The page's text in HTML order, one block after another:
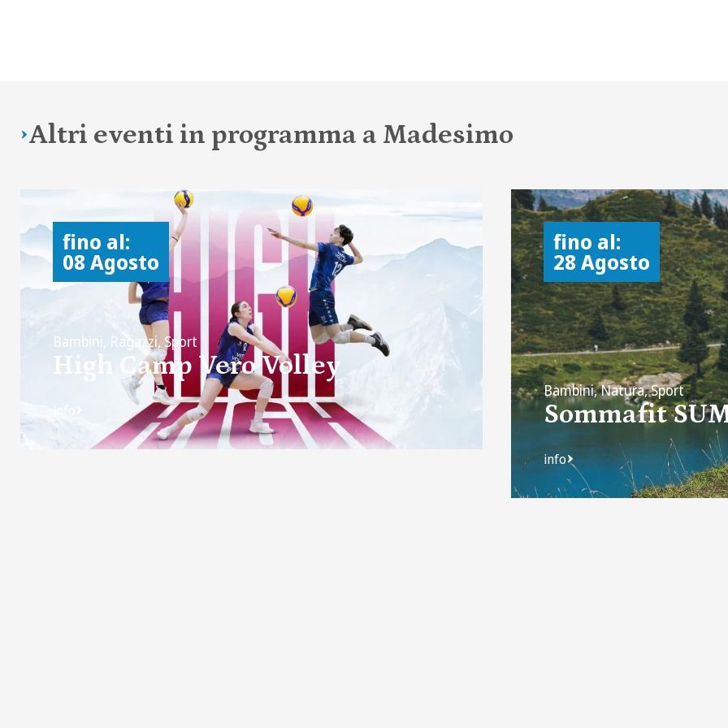
Altri eventi in programma a Madesimo
fino al:
08 Agosto
Bambini, Ragazzi, Sport
High Camp Vero Volley
fino al:
28 Agosto
Bambini, Natura, Sport
Sommafit
info